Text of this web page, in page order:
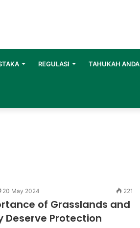
REGULASI TAHUKAH ANDA
20 May 2024 221
of Grasslands and
Deserve Protection